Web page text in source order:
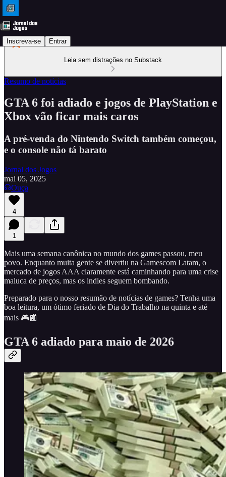
Inscreva-se Entrar
Leia sem distrações no Substack
Resumo de notícias
GTA 6 foi adiado e jogos de PlayStation e
Xbox vão ficar mais caros
A pré-venda do Nintendo Switch também começou,
e o console não tá barato
Jornal dos Jogos
mai 05, 2025
Ouça
4
1
Mais uma semana canônica no mundo dos games passou, meu
povo. Enquanto muita gente se divertiu na Gamescom Latam, o
mercado de jogos AAA claramente está caminhando para uma crise
maluca de preços, mas os indies seguem bombando.
Preparado para o nosso resumão de notícias de games? Tenha uma
boa leitura, um ótimo feriado de Dia do Trabalho na quinta e até
mais 🎮📰
GTA 6 adiado para maio de 2026